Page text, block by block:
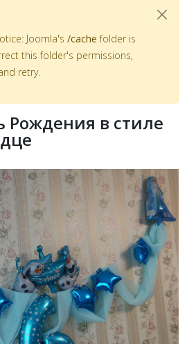
Joomla's /cache folder is
this folder's permissions,
retry.
Рождения в стиле